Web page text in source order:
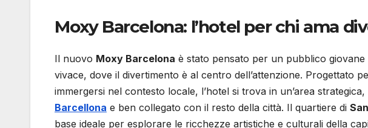
Moxy Barcelona: l’hotel per chi ama
Il nuovo Moxy Barcelona è stato pensato per un pubblico giovane
vivace, dove il divertimento è al centro dell’attenzione. Progettato
immergersi nel contesto locale, l’hotel si trova in un’area
Barcellona e ben collegato con il resto della città. Il quartiere di
base ideale per esplorare le ricchezze artistiche e culturali della